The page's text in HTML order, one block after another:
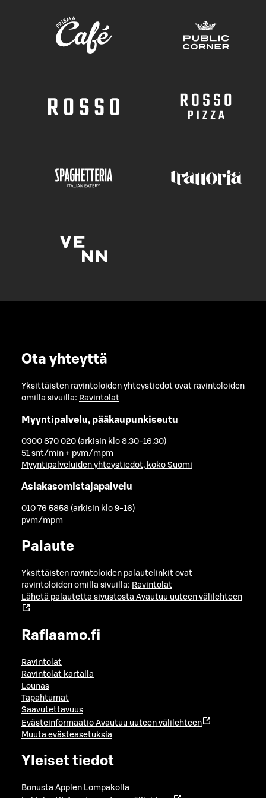
Ota yhteyttä
Yksittäisten ravintoloiden yhteystiedot ovat ravintoloiden
omilla sivuilla: Ravintolat
Myyntipalvelu, pääkaupunkiseutu
0300 870 020 (arkisin klo 8.30-16.30)
51 snt/min + pvm/mpm
Myyntipalveluiden yhteystiedot, koko Suomi
Asiakasomistajapalvelu
010 76 5858 (arkisin klo 9-16)
pvm/mpm
Palaute
Yksittäisten ravintoloiden palautelinkit ovat
ravintoloiden omilla sivuilla: Ravintolat
Lähetä palautetta sivustosta Avautuu uuteen välilehteen
Raflaamo.fi
Ravintolat
Ravintolat kartalla
Lounas
Tapahtumat
Saavutettavuus
Evästeinformaatio Avautuu uuteen välilehteen
Muuta evästeasetuksia
Yleiset tiedot
Bonusta Applen Lompakolla